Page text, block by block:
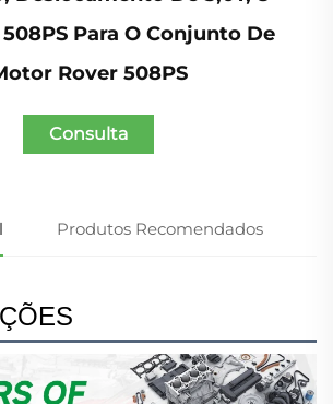
Para O Conjunto De
Rover 508PS
Consulta
Produtos Recomendados